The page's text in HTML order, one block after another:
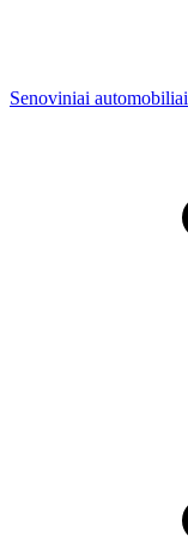
Senoviniai automobiliai